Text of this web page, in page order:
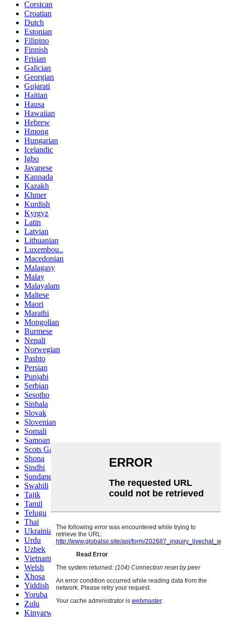
Corsican
Croatian
Dutch
Estonian
Filipino
Finnish
Frisian
Galician
Georgian
Gujarati
Haitian
Hausa
Hawaiian
Hebrew
Hmong
Hungarian
Icelandic
Igbo
Javanese
Kannada
Kazakh
Khmer
Kurdish
Kyrgyz
Latin
Latvian
Lithuanian
Luxembou..
Macedonian
Malagasy
Malay
Malayalam
Maltese
Maori
Marathi
Mongolian
Burmese
Nepali
Norwegian
Pashto
Persian
Punjabi
Serbian
Sesotho
Sinhala
Slovak
Slovenian
Somali
Samoan
Scots Gaelic
Shona
Sindhi
Sundanese
Swahili
Tajik
Tamil
Telugu
Thai
Ukrainian
Urdu
Uzbek
Vietnamese
Welsh
Xhosa
Yiddish
Yoruba
Zulu
Kinyarwanda